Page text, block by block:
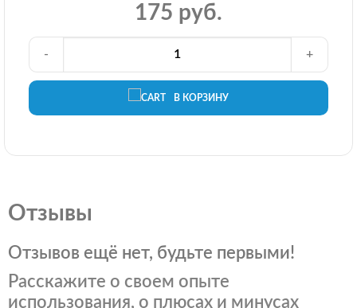
175 руб.
В КОРЗИНУ
- +
Отзывы
Отзывов ещё нет, будьте первыми!
Расскажите о своем опыте
использования, о плюсах и минусах